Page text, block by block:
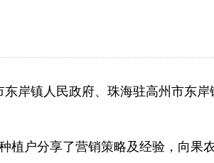
岸镇人民政府、珠海驻高州市东岸
植户分享了营销策略及经验，向果